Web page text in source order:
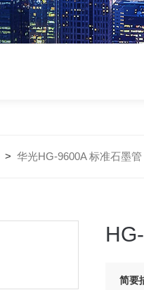
>华光HG-9600A 标准石墨管
简要